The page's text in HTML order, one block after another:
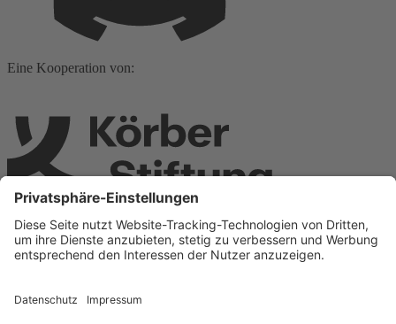
Eine Kooperation von:
Ein Teil von: